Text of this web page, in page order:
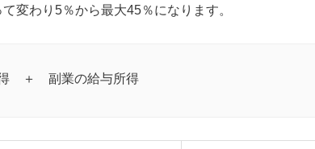
変わり5％から最大45％になります。
＋ 副業の給与所得